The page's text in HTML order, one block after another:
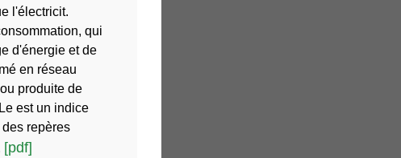
l'électricit.
qui
d'énergie et de
en réseau
produite de
est un indice
repères
[pdf]